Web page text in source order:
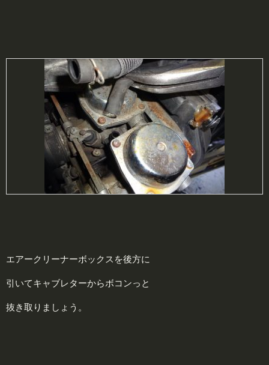
エアークリーナーボックスを後方に
引いてキャブレターからボコンっと
抜き取りましょう。